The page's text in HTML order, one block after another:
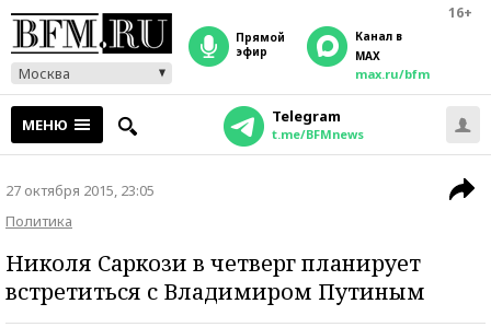
16+
Москва
прямой
эфир
Канал в
MAX
max.ru/bfm
МЕНЮ Telegram
t.me/BFMnews
27 октября 2015, 23:05
Политика
Николя Саркози в четверг планирует
встретиться с Владимиром Путиным